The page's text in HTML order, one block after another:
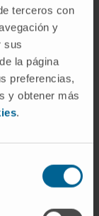
terceros con
y
sus
la página
preferencias,
y obtener más
.